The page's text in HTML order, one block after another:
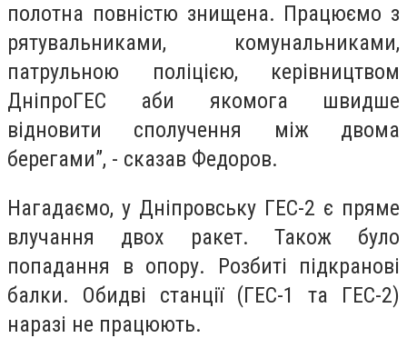
полотна повністю знищена. Працюємо з
рятувальниками, комунальниками,
патрульною поліцією, керівництвом
ДніпроГЕС аби якомога швидше
відновити сполучення між двома
берегами”, - сказав Федоров.
Нагадаємо, у Дніпровську ГЕС-2 є пряме
влучання двох ракет. Також було
попадання в опору. Розбиті підкранові
балки. Обидві станції (ГЕС-1 та ГЕС-2)
наразі не працюють.